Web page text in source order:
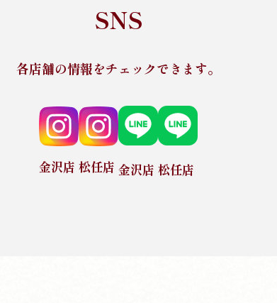
SNS
各店舗の情報をチェックできます。
金沢店 松任店 金沢店 松任店